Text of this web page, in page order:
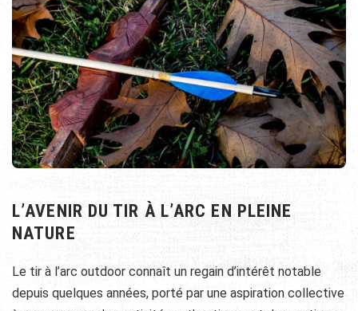
L’AVENIR DU TIR À L’ARC EN PLEINE
NATURE
Le tir à l’arc outdoor connaît un regain d’intérêt notable
depuis quelques années, porté par une aspiration collective